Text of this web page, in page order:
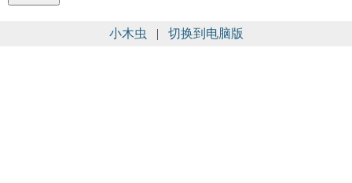
小木虫 | 切换到电脑版